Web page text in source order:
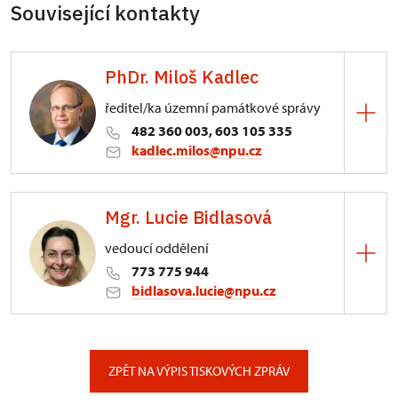
Související kontakty
PhDr. Miloš Kadlec
ředitel/ka územní památkové správy
482 360 003, 603 105 335
kadlec.milos@npu.cz
3/, Sychrov 3
Mgr. Lucie Bidlasová
vedoucí oddělení
773 775 944
bidlasova.lucie@npu.cz
ZPĚT NA VÝPIS TISKOVÝCH ZPRÁV